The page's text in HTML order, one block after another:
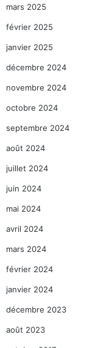
mars 2025
février 2025
janvier 2025
décembre 2024
novembre 2024
octobre 2024
septembre 2024
août 2024
juillet 2024
juin 2024
mai 2024
avril 2024
mars 2024
février 2024
janvier 2024
décembre 2023
août 2023